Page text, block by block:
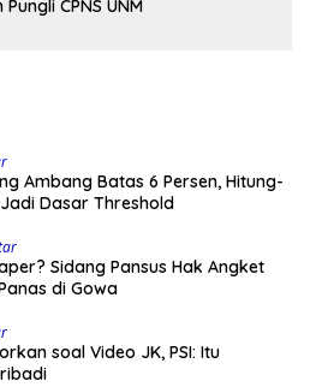
CPNS UNM
Ambang Batas 6 Persen, Hitung-
Dasar Threshold
Sidang Pansus Hak Angket
di Gowa
soal Video JK, PSI: Itu